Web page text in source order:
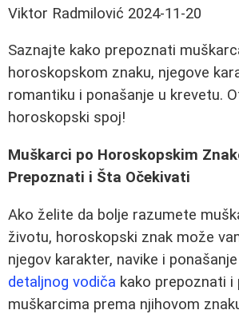
Viktor Radmilović 2024-11-20
Saznajte kako prepoznati
horoskopskom znaku, njegove
romantiku i ponašanje u krevetu.
horoskopski spoj!
Muškarci po Horoskopskim
Prepoznati i Šta Očekivati
Ako želite da bolje razumete
životu, horoskopski znak može
njegov karakter, navike i
detaljnog vodiča kako prepoznati
muškarcima prema njihovom